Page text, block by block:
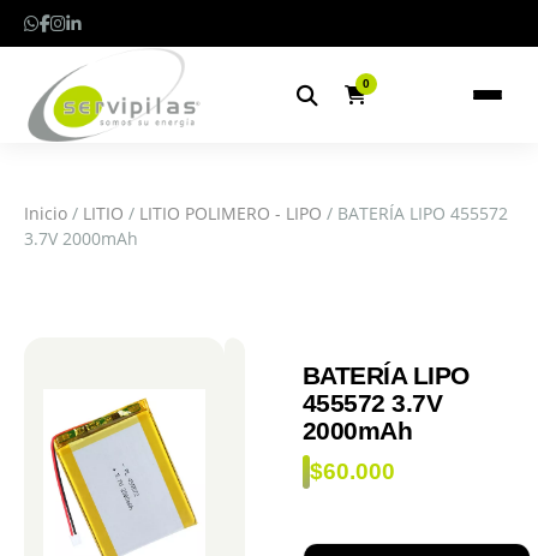
0
Inicio / LITIO / LITIO POLIMERO - LIPO / BATERÍA LIPO 455572
3.7V 2000mAh
BATERÍA LIPO
455572 3.7V
2000mAh
$60.000